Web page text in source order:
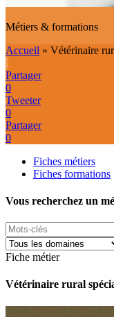
Métiers & formations
Accueil » Vétérinaire
Partager
0
Tweeter
0
Partager
0
Fiches métiers
Fiches formations
Vous recherchez un
Fiche métier
Vétérinaire rural